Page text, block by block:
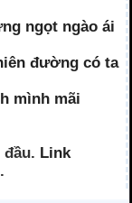
ngọt ngào ái
đường có ta
mình mãi
đầu. Link